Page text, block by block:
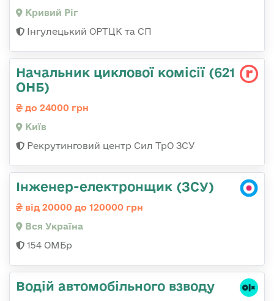
Кривий Ріг
Інгулецький ОРТЦК та СП
Начальник циклової комісії (621
ОНБ)
до 24000 грн
Київ
Рекрутинговий центр Сил ТрО ЗСУ
Інженер-електронщик (ЗСУ)
від 20000 до 120000 грн
Вся Україна
154 ОМБр
Водій автомобільного взводу